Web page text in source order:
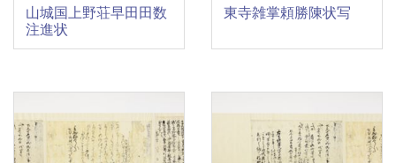
山城国上野荘早田田数
注進状
東寺雑掌頼勝陳状写